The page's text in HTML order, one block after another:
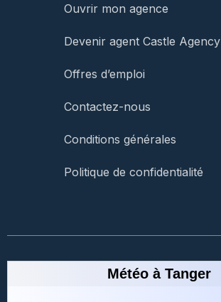
Ouvrir mon agence
Devenir agent Castle Agency
Offres d’emploi
Contactez-nous
Conditions générales
Politique de confidentialité
Météo à Tanger